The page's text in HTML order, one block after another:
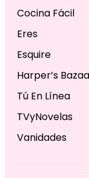
Cocina Fácil
Eres
Esquire
Harper’s
Tú En Línea
TVyNovelas
Vanidades